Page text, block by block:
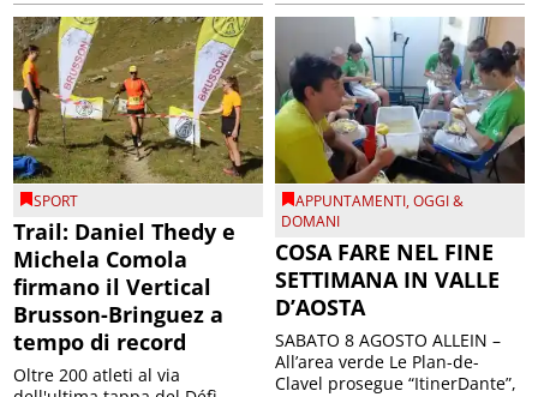
SPORT
Trail: Daniel Thedy e
Michela Comola
firmano il Vertical
Brusson-Bringuez a
tempo di record
Oltre 200 atleti al via
APPUNTAMENTI,OGGI &
DOMANI
COSA FARE NEL FINE
SETTIMANA IN VALLE
D’AOSTA
SABATO 8 AGOSTO ALLEIN –
All’area verde Le Plan-de-
Clavel prosegue “ItinerDante”,